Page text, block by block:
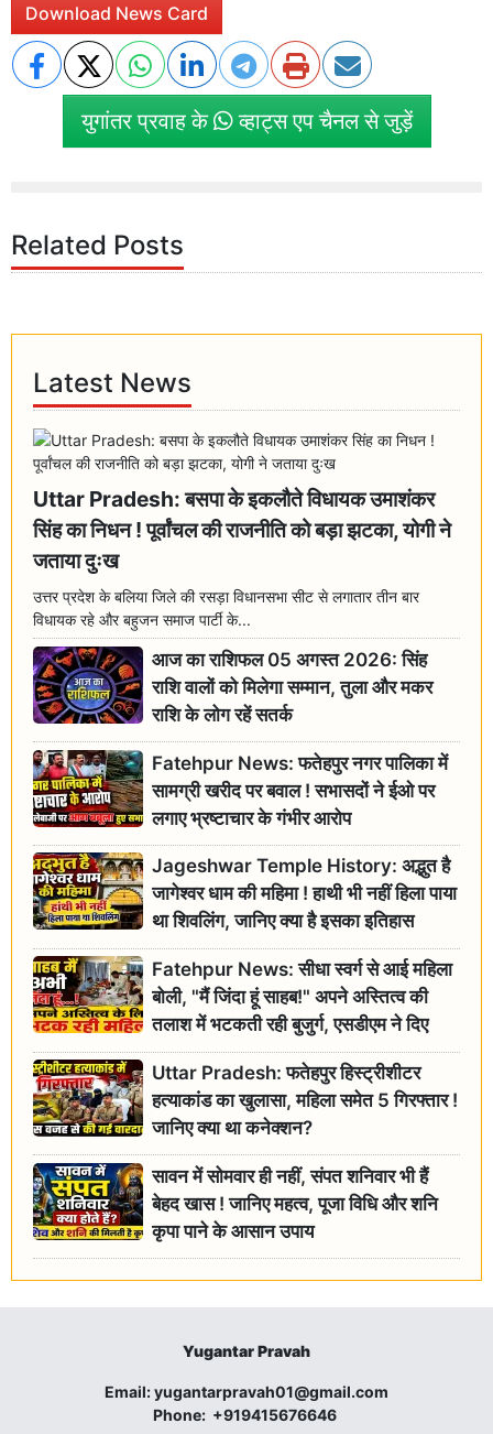
Download News Card
युगांतर प्रवाह के व्हाट्स एप चैनल से जुड़ें
Related Posts
Latest News
Uttar Pradesh: बसपा के इकलौते विधायक उमाशंकर
सिंह का निधन ! पूर्वांचल की राजनीति को बड़ा झटका, योगी ने
जताया दुःख
उत्तर प्रदेश के बलिया जिले की रसड़ा विधानसभा सीट से लगातार तीन बार
विधायक रहे और बहुजन समाज पार्टी के...
आज का राशिफल 05 अगस्त 2026: सिंह
राशि वालों को मिलेगा सम्मान, तुला और मकर
राशि के लोग रहें सतर्क
Fatehpur News: फतेहपुर नगर पालिका में
सामग्री खरीद पर बवाल ! सभासदों ने ईओ पर
लगाए भ्रष्टाचार के गंभीर आरोप
Jageshwar Temple History: अद्भुत है
जागेश्वर धाम की महिमा ! हाथी भी नहीं हिला पाया
था शिवलिंग, जानिए क्या है इसका इतिहास
Fatehpur News: सीधा स्वर्ग से आई महिला
बोली, "मैं जिंदा हूं साहब!" अपने अस्तित्व की
तलाश में भटकती रही बुजुर्ग, एसडीएम ने दिए
जांच के आदेश
Uttar Pradesh: फतेहपुर हिस्ट्रीशीटर
हत्याकांड का खुलासा, महिला समेत 5 गिरफ्तार !
जानिए क्या था कनेक्शन?
सावन में सोमवार ही नहीं, संपत शनिवार भी हैं
बेहद खास ! जानिए महत्व, पूजा विधि और शनि
कृपा पाने के आसान उपाय
Yugantar Pravah
Email:yugantarpravah01@gmail.com
Phone: +919415676646